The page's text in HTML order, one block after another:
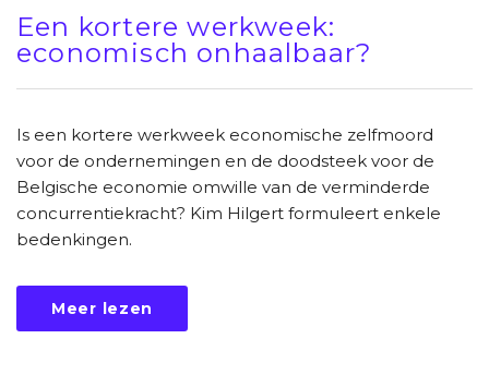
Een kortere werkweek:
economisch onhaalbaar?
Is een kortere werkweek economische zelfmoord
voor de ondernemingen en de doodsteek voor de
Belgische economie omwille van de verminderde
concurrentiekracht? Kim Hilgert formuleert enkele
bedenkingen.
Meer lezen